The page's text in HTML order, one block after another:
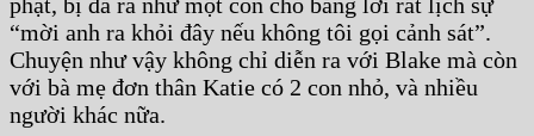
“mời anh ra khỏi đây nếu không tôi gọi cảnh sát”.
Chuyện như vậy không chỉ diễn ra với Blake mà còn
với bà mẹ đơn thân Katie có 2 con nhỏ, và nhiều
người khác nữa.